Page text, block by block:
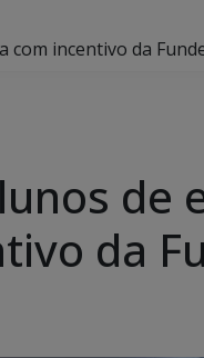
com incentivo da
de
da